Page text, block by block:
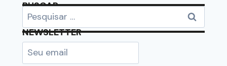
BUSCAR
NEWSLETTER